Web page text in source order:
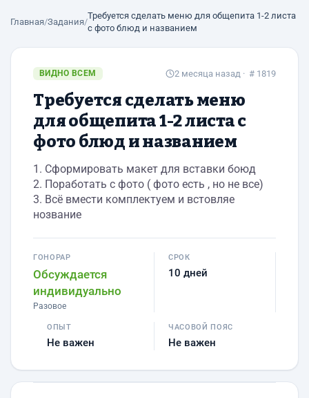
Главная/Задания/
Требуется сделать меню для общепита 1-2 листа
с фото блюд и названием
ВИДНО ВСЕМ 2 месяца назад · # 1819
Требуется сделать меню
для общепита 1-2 листа с
фото блюд и названием
1. Сформировать макет для вставки боюд
2. Поработать с фото ( фото есть , но не все)
3. Всё вмести комплектуем и встовляе
нозвание
ГОНОРАР
Обсуждается
индивидуально
Разовое
СРОК
10 дней
ОПЫТ
Не важен
ЧАСОВОЙ ПОЯС
Не важен